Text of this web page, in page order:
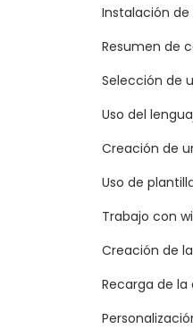
Instalación de
Resumen de
Selección de
Uso del
Creación de
Uso de
Trabajo con
Creación de
Recarga de